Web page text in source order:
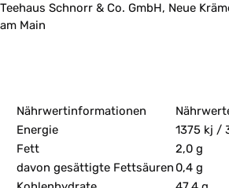
Teehaus Schnorr & Co. GmbH, Neue
am Main
Nährwertinformationen
Energie
1375 kj /
Fett
2,0 g
davon gesättigte Fettsäuren 0,4 g